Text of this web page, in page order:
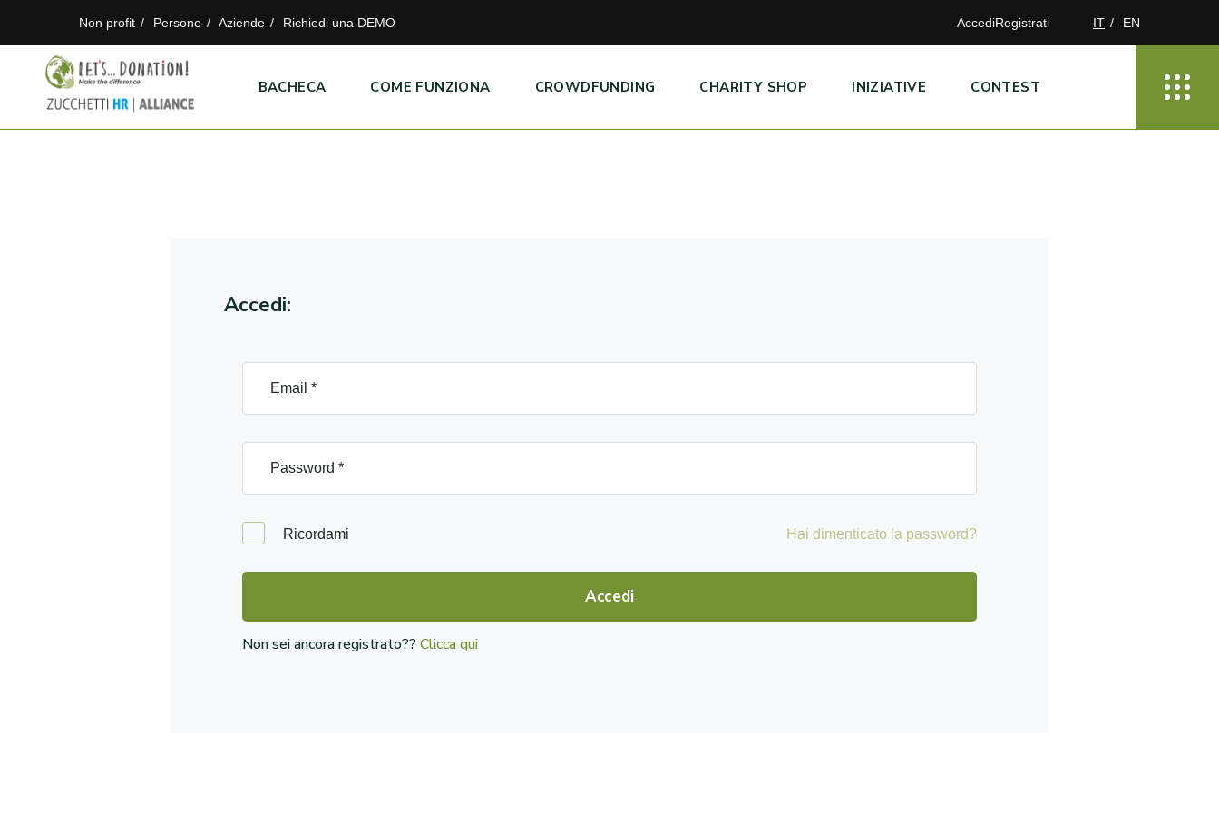
Non profit Persone Aziende Richiedi una DEMO AccediRegistrati IT EN
BACHECA COME FUNZIONA CROWDFUNDING CHARITY SHOP INIZIATIVE CONTEST
Accedi:
Ricordami Hai dimenticato la password?
Accedi
Non sei ancora registrato??Clicca qui